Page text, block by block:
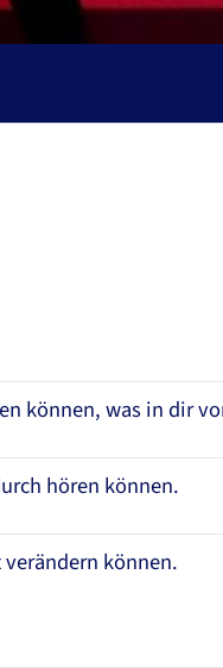
können, was in dir
hören können.
können.